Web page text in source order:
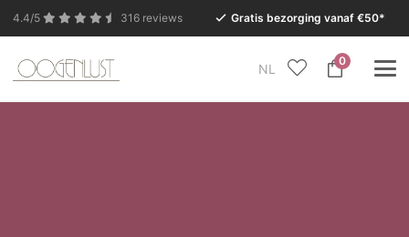
4.4/5 316 reviews Gratis bezorging vanaf €50*
NL
0
In verband met de zomervakantie is onze Conceptstore
in Eersel van maandag 27 juli t/m dinsdag 11 augustus